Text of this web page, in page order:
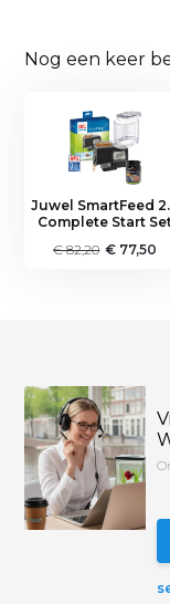
Nog een keer
Juwel SmartFeed
Complete Start
€ 82,20 € 77,50